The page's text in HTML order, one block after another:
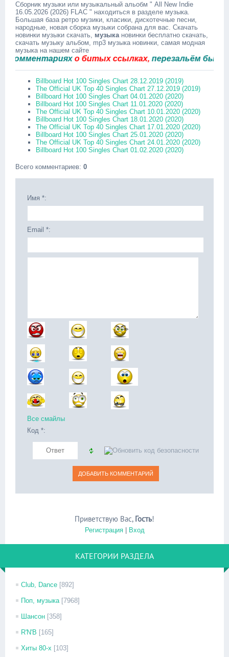
Сборник музыки или музыкальный альобм " All New Indie
16.05.2026 (2026) FLAC " находиться в разделе музыка.
Большая база ретро музики, класики, дискотечные песни,
народные, новая сборка музыки собрана для вас. Скачать
новинки музыки скачать, музыкановинки бесплатно скачать,
скачать музыку альбом, mp3 музыка новинки, самая модная
музыка на нашем сайте
о битых ссылках,перезальём быстро.
Billboard Hot 100 Singles Chart 28.12.2019 (2019)
The Official UK Top 40 Singles Chart 27.12.2019 (2019)
Billboard Hot 100 Singles Chart 04.01.2020 (2020)
Billboard Hot 100 Singles Chart 11.01.2020 (2020)
The Official UK Top 40 Singles Chart 10.01.2020 (2020)
Billboard Hot 100 Singles Chart 18.01.2020 (2020)
The Official UK Top 40 Singles Chart 17.01.2020 (2020)
Billboard Hot 100 Singles Chart 25.01.2020 (2020)
The Official UK Top 40 Singles Chart 24.01.2020 (2020)
Billboard Hot 100 Singles Chart 01.02.2020 (2020)
Всего комментариев: 0
Имя *:
Email *:
Все смайлы
Код *:
Приветствую Вас, Гость!
Регистрация| Вход
КАТЕГОРИИ РАЗДЕЛА
Club, Dance [892]
Поп, музыка [7968]
Шансон [358]
R'N'B [165]
Хиты 80-х [103]